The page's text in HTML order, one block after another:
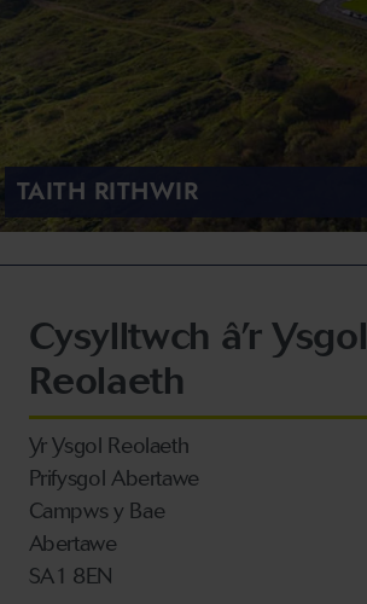
TAITH RITHWIR
Cysylltwch â’r Ysgol
Reolaeth
Yr Ysgol Reolaeth
Prifysgol Abertawe
Campws y Bae
Abertawe
SA1 8EN